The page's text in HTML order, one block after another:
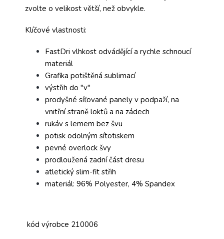
zvolte o velikost větší, než obvykle.
Klíčové vlastnosti:
FastDri vlhkost odvádějící a rychle schnoucí
materiál
Grafika potištěná sublimací
výstřih do "v"
prodyšné síťované panely v podpaží, na
vnitřní straně loktů a na zádech
rukáv s lemem bez švu
potisk odolným sítotiskem
pevné overlock švy
prodloužená zadní část dresu
atletický slim-fit střih
materiál: 96% Polyester, 4% Spandex
kód výrobce 210006